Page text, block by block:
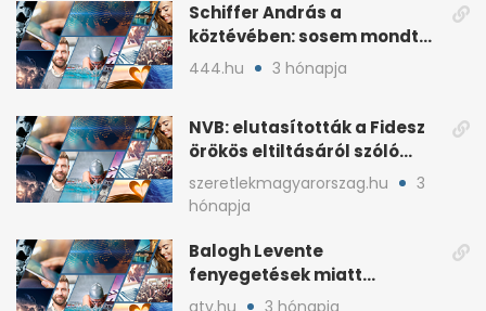
Schiffer András a
köztévében: sosem mondta,
ki fog nyerni
444.hu 3 hónapja
NVB: elutasították a Fidesz
örökös eltiltásáról szóló
népszavazást
szeretlekmagyarorszag.hu
3
hónapja
Balogh Levente
fenyegetések miatt
lemondta erdélyi előadás-
atv.hu 3 hónapja